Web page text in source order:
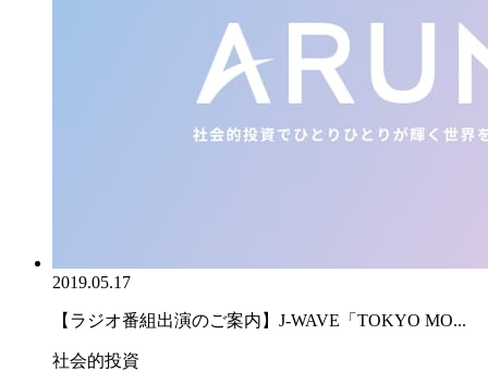
2019.05.17
【ラジオ番組出演のご案内】J-WAVE「TOKYO MO...
社会的投資